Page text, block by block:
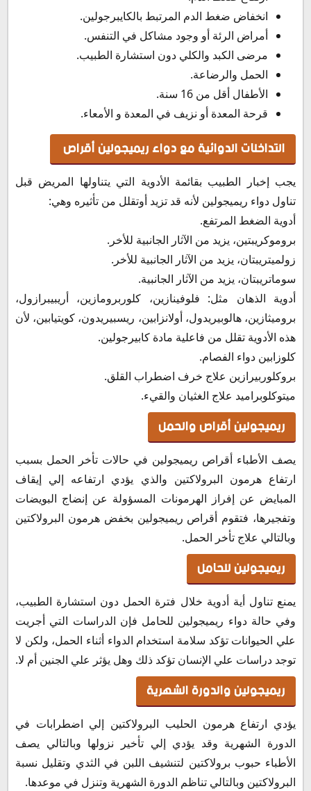
انخفاض ضغط الدم المرتبط بالكايبرجولين.
أمراض الرئة أو وجود مشاكل في التنفس.
مرضى الكبد والكلي دون استشارة الطبيب.
الحمل والرضاعة.
الأطفال أقل من 16 سنة.
قرحة المعدة أو نزيف في المعدة و الأمعاء.
التداخلات الدوائية مع دواء ريميجولين أقراص
يجب إخبار الطبيب بقائمة الأدوية التي يتناولها المريض قبل
تناول دواء ريميجولين لأنه قد تزيد أوتقلل من تأثيره وهي:
أدوية الضغط المرتفع.
بروموكريبتين، يزيد من الآثار الجانبية للأخر.
زولميتريبتان، يزيد من الآثار الجانبية للأخر.
سوماتريبتان، يزيد من الآثار الجانبية.
أدوية الذهان مثل: فلوفينازين، كلوربرومازين، أريبيبرازول،
بروميثازين، هالوبيريدول، أولانزابين، ريسبيريدون، كويتيابين، لأن
هذه الأدوية تقلل من فاعلية مادة كابيرجولين.
كلوزابين دواء الفصام.
بروكلوربيرازين علاج خرف اضطراب القلق.
ميتوكلوبراميد علاج الغثيان والقيء.
ريميجولين أقراص والحمل
يصف الأطباء أقراص ريميجولين في حالات تأخر الحمل بسبب
ارتفاع هرمون البرولاكتين والذي يؤدي ارتفاعه إلي إيقاف
المبايض عن إفراز الهرمونات المسؤولة عن إنضاج البويضات
وتفجيرها، فتقوم أقراص ريميجولين بخفض هرمون البرولاكتين
وبالتالي علاج تأخر الحمل.
ريميجولين للحامل
يمنع تناول أية أدوية خلال فترة الحمل دون استشارة الطبيب،
وفي حالة دواء ريميجولين للحامل فإن الدراسات التي أجريت
علي الحيوانات تؤكد سلامة استخدام الدواء أثناء الحمل، ولكن لا
توجد دراسات علي الإنسان تؤكد ذلك وهل يؤثر علي الجنين أم لا.
ريميجولين والدورة الشهرية
يؤدي ارتفاع هرمون الحليب البرولاكتين إلي اضطرابات في
الدورة الشهرية وقد يؤدي إلي تأخير نزولها وبالتالي يصف
الأطباء حبوب برولاكتين لتنشيف اللبن في الثدي وتقليل نسبة
البرولاكتين وبالتالي تناظم الدورة الشهرية وتنزل في موعدها.